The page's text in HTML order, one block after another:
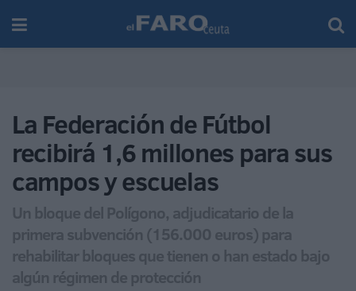
La Federación de Fútbol
recibirá 1,6 millones para sus
campos y escuelas
Un bloque del Polígono, adjudicatario de la
primera subvención (156.000 euros) para
rehabilitar bloques que tienen o han estado bajo
algún régimen de protección